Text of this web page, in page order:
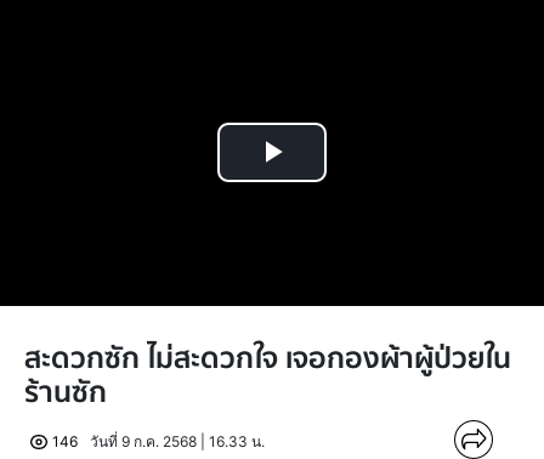
Play
สะดวกซัก ไม่สะดวกใจ เจอกองผ้าผู้ป่วยใน
ร้านซัก
146
วันที่ 9 ก.ค. 2568 | 16.33 น.